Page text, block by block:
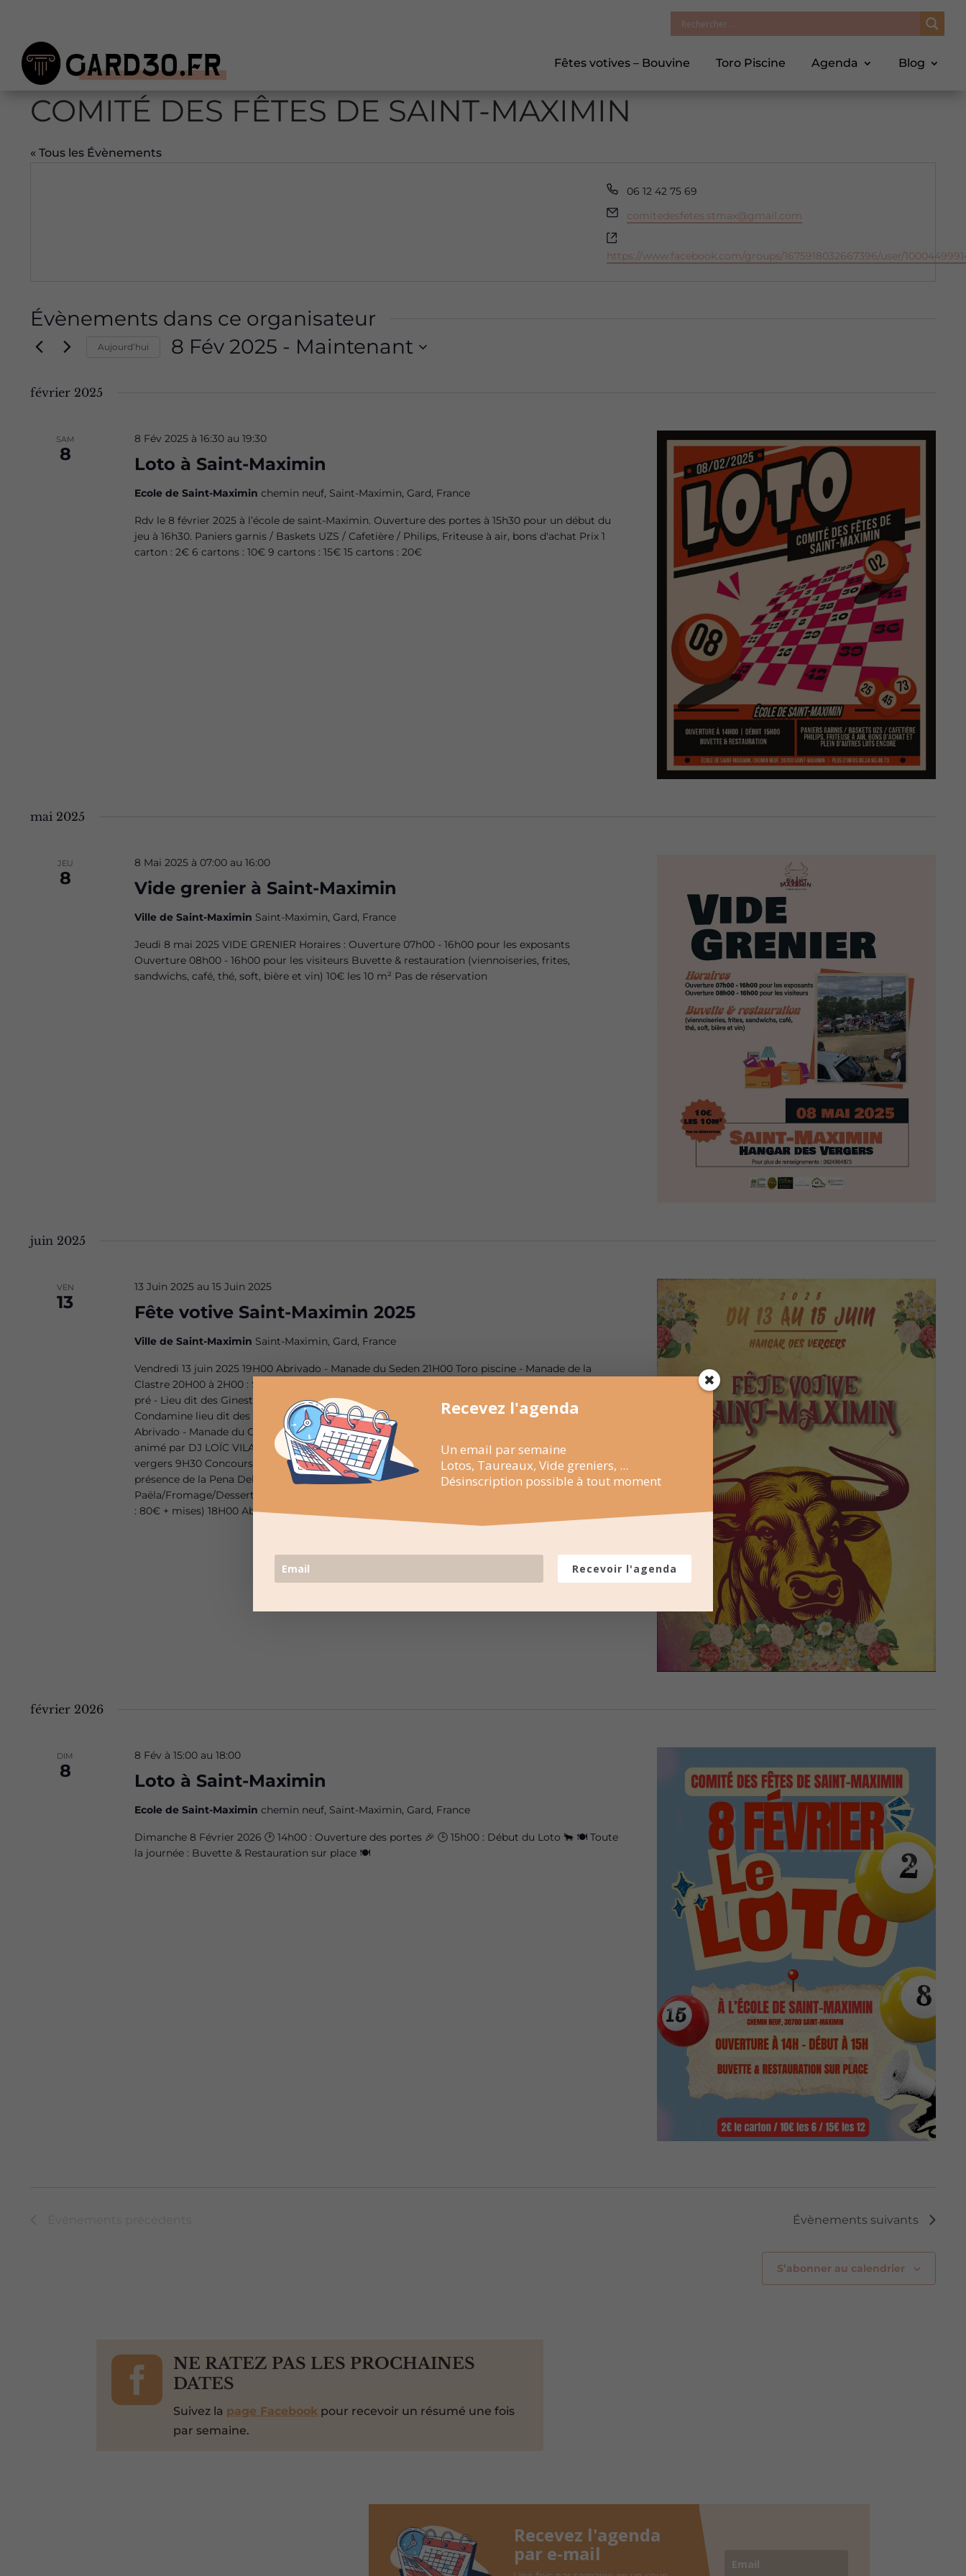
Fêtes votives – Bouvine Toro Piscine Agenda Blog
COMITÉ DES FÊTES DE SAINT-MAXIMIN
« Tous les Évènements
Téléphone
06 12 42 75 69
Email
comitedesfetes.stmax@gmail.com
web
https://www.facebook.com/groups/1675918032667396/user/
Évènements dans ce organisateur
Aujourd’hui 8 Fév 2025 - Maintenant
février 2025
SAM
8 Loto à Saint-Maximin
8 Fév 2025 à 16:30 au19:30
Ecole de Saint-Maximinchemin neuf, Saint-Maximin, Gard, France
Rdv le 8 février 2025 à l’école de saint-Maximin. Ouverture des portes à 15h30 pour un début du
jeu à 16h30. Paniers garnis / Baskets UZS / Cafetière / Philips, Friteuse à air, bons d'achat Prix 1
carton : 2€ 6 cartons : 10€ 9 cartons : 15€ 15 cartons : 20€
mai 2025
JEU
8 Vide grenier à Saint-Maximin
8 Mai 2025 à 07:00 au16:00
Ville de Saint-Maximin Saint-Maximin, Gard, France
Jeudi 8 mai 2025 VIDE GRENIER Horaires : Ouverture 07h00 - 16h00 pour les exposants
Ouverture 08h00 - 16h00 pour les visiteurs Buvette & restauration (viennoiseries, frites,
sandwichs, café, thé, soft, bière et vin) 10€ les 10 m² Pas de réservation
juin 2025
VEN
13 Fête votive Saint-Maximin 2025
13 Juin 2025 au15 Juin 2025
Ville de Saint-Maximin Saint-Maximin, Gard, France
Vendredi 13 juin 2025 19H00 Abrivado - Manade du Seden 21H00 Toro piscine - Manade de la
Clastre 20H00 à 2H00 : Soirée animé par DJ LOIC Samedi 14 juin 2025 09H30 Petit déjeuner au
pré - Lieu dit des Ginestières 10H30 LONGUE Manade du Gardon Départ chemin de la
Condamine lieu dit des Ginestières 15H00 Concours de pétanque (prix : 80€ + mises) 19H00
Abrivado - Manade du Gardon 21H00 Toro Piscine - Manade de la Clastre 20H00 à 2H00 : Soirée
animé par DJ LOÏC VILAR & DJ KRYS GALINDO Dimanche 15 juin 2025 9H00 Petit déjeuner aux
vergers 9H30 Concours de belote (prix : 50€ + mises) 11H00 Abrivado - Manade du Gardon En
présence de la Pena Del Castillo 13H00 Repas «La traditionnelle Paëlla»
Paëla/Fromage/Dessert/Café/Vin offert (cuisiné par le comité) 15H00 Concours de pétanque (prix
: 80€ + mises) 18H00 Abrivado - Manade du Gardon 20H00 Closing
février 2026
DIM
8 Loto à Saint-Maximin
8 Fév à 15:00 au18:00
Ecole de Saint-Maximinchemin neuf, Saint-Maximin, Gard, France
Dimanche 8 Février 2026 🕑 14h00 : Ouverture des portes 🎉 🕒 15h00 : Début du Loto 🐂 🍽️ Toute
la journée : Buvette & Restauration sur place 🍽️
Évènements suivants
S’abonner au calendrier

NE RATEZ PAS LES PROCHAINES
DATES
Suivez la page Facebookpour recevoir un résumé une fois
par semaine.
Recevez l'agenda
par e-mail
Recevez l'agenda
Un email par semaine
Lotos, Taureaux, Vide greniers, ...
Désinscription possible à tout moment
Recevoir l'agenda